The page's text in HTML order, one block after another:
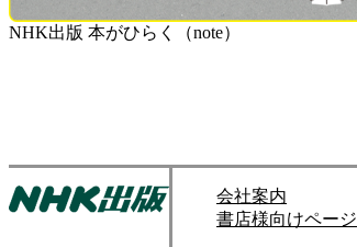
NHK出版 本がひらく（note）
会社案内
書店様向けページ